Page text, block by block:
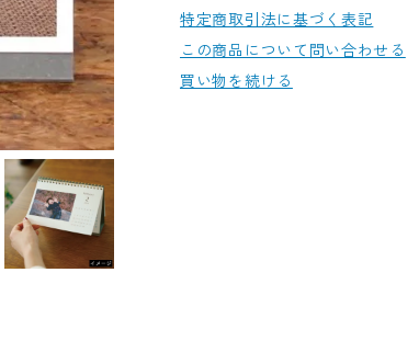
特定商取引法に基づく表記
この商品について問い合わせる
買い物を続ける